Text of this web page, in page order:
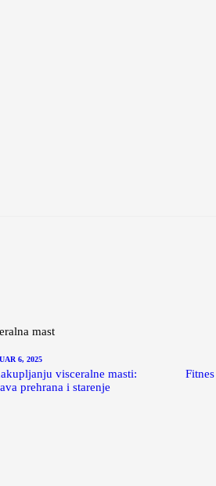
6, 2025
visceralne masti:
prehrana i starenje